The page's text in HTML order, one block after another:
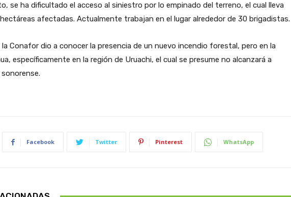
se ha dificultado el acceso al siniestro por lo empinado del terreno, el cual lleva
afectadas. Actualmente trabajan en el lugar alrededor de 30 brigadistas.
la Conafor dio a conocer la presencia de un nuevo incendio forestal, pero en la
específicamente en la región de Uruachi, el cual se presume no alcanzará a
Facebook Twitter Pinterest WhatsApp